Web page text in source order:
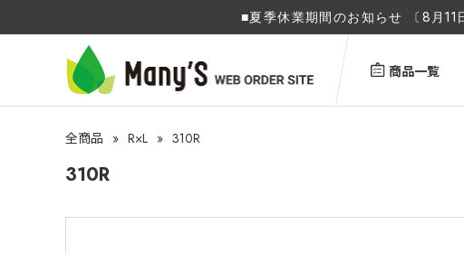
■夏季休業期間のお知らせ 〔8月
商品一覧
全商品 » R×L » 310R
310R